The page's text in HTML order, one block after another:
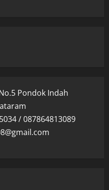
Pondok Indah
/ 087864813089